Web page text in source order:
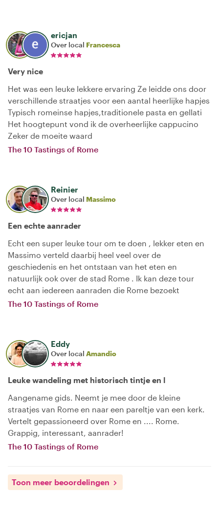
ericjan
Over local Francesca
Very nice
Het was een leuke lekkere ervaring Ze leidde ons door
verschillende straatjes voor een aantal heerlijke hapjes
Typisch romeinse hapjes,traditionele pasta en gellati
Het hoogtepunt vond ik de overheerlijke cappucino
Zeker de moeite waard
The 10 Tastings of Rome
Reinier
Over local Massimo
Een echte aanrader
Echt een super leuke tour om te doen , lekker eten en
Massimo verteld daarbij heel veel over de
geschiedenis en het ontstaan van het eten en
natuurlijk ook over de stad Rome . Ik kan deze tour
echt aan iedereen aanraden die Rome bezoekt
The 10 Tastings of Rome
Eddy
Over local Amandio
Leuke wandeling met historisch tintje en l
Aangename gids. Neemt je mee door de kleine
straatjes van Rome en naar een pareltje van een kerk.
Vertelt gepassioneerd over Rome en .... Rome.
Grappig, interessant, aanrader!
The 10 Tastings of Rome
Toon meer beoordelingen